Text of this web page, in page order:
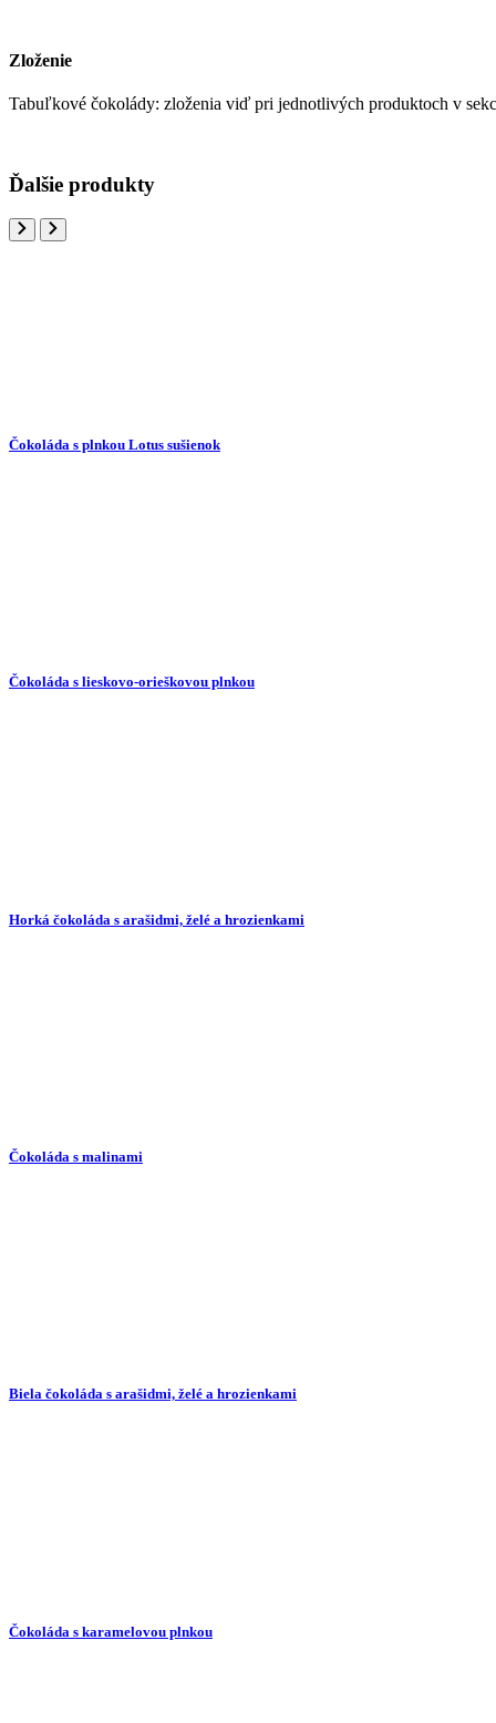
Zloženie
Tabuľkové čokolády: zloženia viď pri jednotlivých produktoch v
Ďalšie produkty
Čokoláda s plnkou Lotus sušienok
Čokoláda s lieskovo-orieškovou plnkou
Horká čokoláda s arašidmi, želé a hrozienkami
Čokoláda s malinami
Biela čokoláda s arašidmi, želé a hrozienkami
Čokoláda s karamelovou plnkou